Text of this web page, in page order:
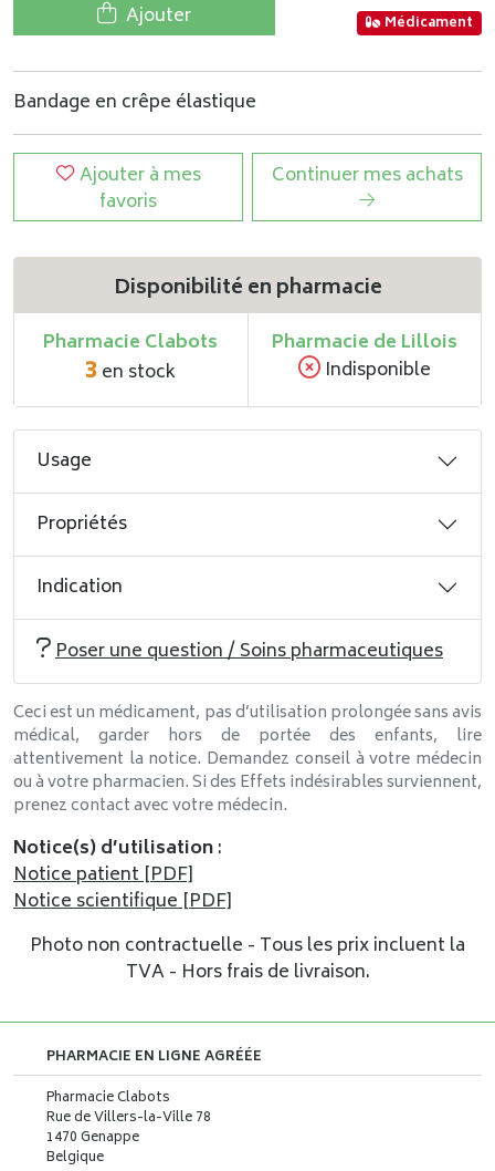
Ajouter Médicament
Bandage en crêpe élastique
Ajouter à mes
favoris
Continuer mes achats
Disponibilité en pharmacie
Pharmacie Clabots
3en stock
Pharmacie de Lillois
Indisponible
Usage
Propriétés
Indication
Poser une question / Soins pharmaceutiques
Ceci est un médicament, pas d’utilisation prolongée sans avis
médical, garder hors de portée des enfants, lire
attentivement la notice. Demandez conseil à votre médecin
ou à votre pharmacien. Si des Effets indésirables surviennent,
prenez contact avec votre médecin.
Notice(s) d’utilisation:
Notice patient [PDF]
Notice scientifique [PDF]
Photo non contractuelle - Tous les prix incluent la
TVA - Hors frais de livraison.
PHARMACIE EN LIGNE AGRÉÉE
Pharmacie Clabots
Rue de Villers-la-Ville 78
1470 Genappe
Belgique